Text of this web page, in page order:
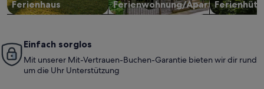
Ferienhaus Ferienwohnung/Apartment
Einfach sorglos
Mit unserer Mit-Vertrauen-Buchen-Garantie bieten wir dir rund
um die Uhr Unterstützung